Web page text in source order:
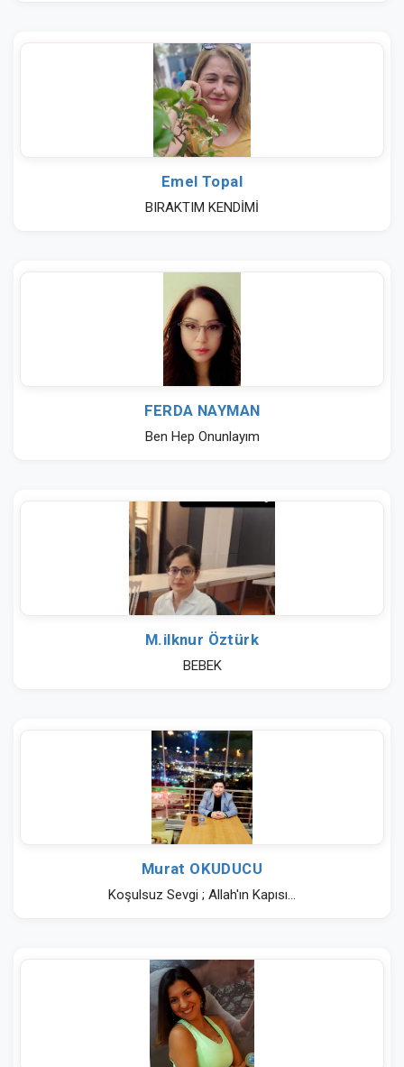
Emel Topal
BIRAKTIM KENDİMİ
FERDA NAYMAN
Ben Hep Onunlayım
M.ilknur Öztürk
BEBEK
Murat OKUDUCU
Koşulsuz Sevgi ; Allah'ın Kapısı...